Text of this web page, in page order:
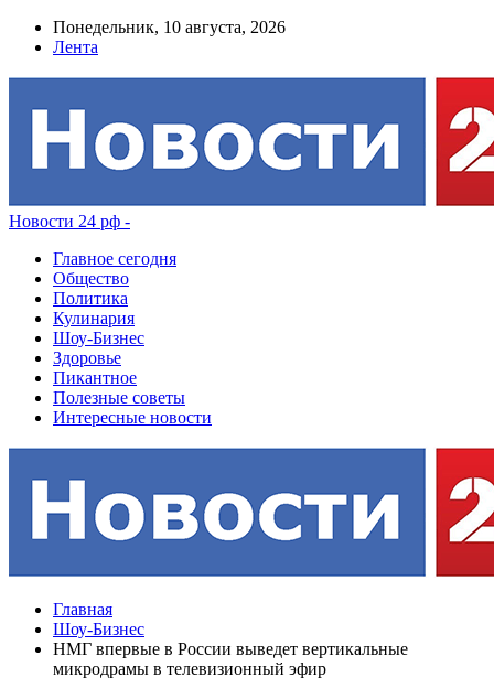
Понедельник, 10 августа, 2026
Лента
Новости 24 рф -
Главное сегодня
Общество
Политика
Кулинария
Шоу-Бизнес
Здоровье
Пикантное
Полезные советы
Интересные новости
Главная
Шоу-Бизнес
НМГ впервые в России выведет вертикальные
микродрамы в телевизионный эфир